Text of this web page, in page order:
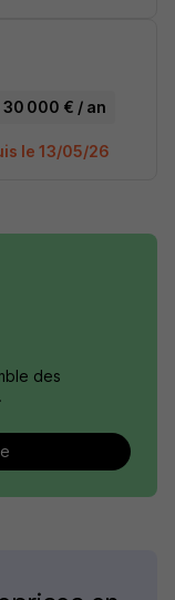
000 € / an
le 13/05/26
des